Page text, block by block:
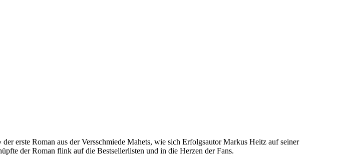
erste Roman aus der Versschmiede Mahets, wie sich Erfolgsautor Markus Heitz auf seiner
der Roman flink auf die Bestsellerlisten und in die Herzen der Fans.